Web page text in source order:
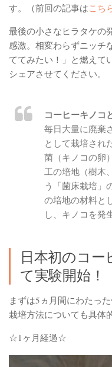
す。（前回の記事はこち
最後の小さなヒラタケの
感激。相変わらずニッチ
ててみたい！」と燃えて
シェアさせてください。
コーヒーキノコ
毎日大量に廃棄
として栽培され
菌（キノコの卵
工の培地（樹木
う「菌床栽培」
の培地の材料と
し、キノコを発
日本初のコー
て実験開始！
まずは5ヵ月間にわたっ
栽培方法についても具体
☆1ヶ月経過☆